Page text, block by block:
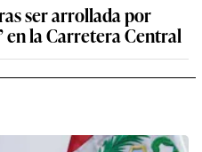
ser arrollada por
en la Carretera Central